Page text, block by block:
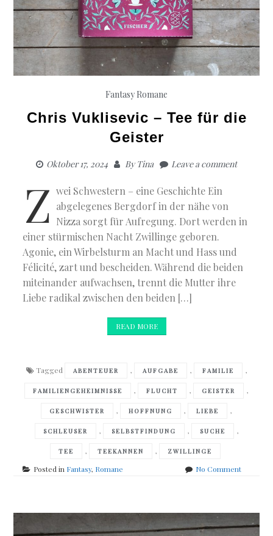
Fantasy Romane
Chris Vuklisevic – Tee für die
Geister
Oktober 17, 2024 ByTina Leave a comment
Z wei Schwestern – eine Geschichte Ein
abgelegenes Bergdorf in der nähe von
Nizza sorgt für Aufregung. Dort werden in
einer stürmischen Nacht Zwillinge geboren.
Agonie, ein Wirbelsturm an Macht und Hass und
Félicité, zart und bescheiden. Während die beiden
miteinander aufwachsen, trennt die Mutter ihre
Liebe radikal zwischen den beiden […]
READ MORE
Tagged ABENTEUER , AUFGABE , FAMILIE ,
FAMILIENGEHEIMNISSE , FLUCHT , GEISTER ,
GESCHWISTER , HOFFNUNG , LIEBE ,
SCHLEUSER , SELBSTFINDUNG , SUCHE ,
TEE , TEEKANNEN , ZWILLINGE
Posted in Fantasy, Romane No Commenton
Tee
für